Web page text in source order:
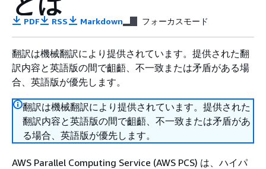
PDF RSS Markdown フォーカスモード
翻訳は機械翻訳により提供されています。提供された翻
訳内容と英語版の間で齟齬、不一致または矛盾がある場
合、英語版が優先します。
翻訳は機械翻訳により提供されています。提供された
翻訳内容と英語版の間で齟齬、不一致または矛盾があ
る場合、英語版が優先します。
AWS Parallel Computing Service (AWS PCS) は、ハイパ